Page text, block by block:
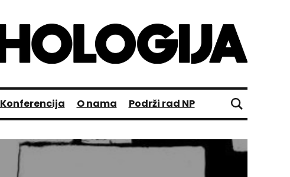
Konferencija O nama Podrži rad NP